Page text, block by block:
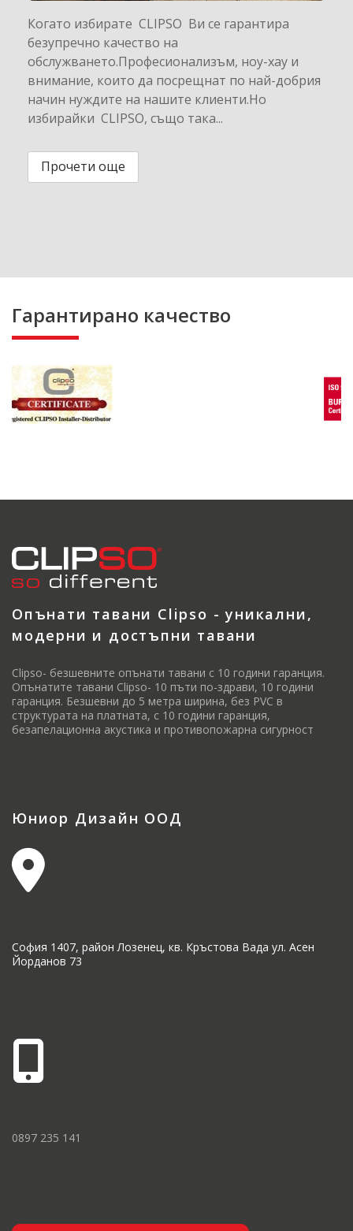
Когато избирате CLIPSO Ви се гарантира
безупречно качество на
обслужването.Професионализъм, ноу-хау и
внимание, които да посрещнат по най-добрия
начин нуждите на нашите клиенти.Но
избирайки CLIPSO, също така...
Прочети още
Гарантирано качество
Опънати тавани Clipso - уникални,
модерни и достъпни тавани
Clipso- безшевните опънати тавани с 10 години гаранция.
Опънатите тавани Clipso- 10 пъти по-здрави, 10 години
гаранция. Безшевни до 5 метра ширина, без PVC в
структурата на платната, с 10 години гаранция,
безапелационна акустика и противопожарна сигурност
Юниор Дизайн ООД
София 1407, район Лозенец, кв. Кръстова Вада ул. Асен
Йорданов 73
0897 235 141